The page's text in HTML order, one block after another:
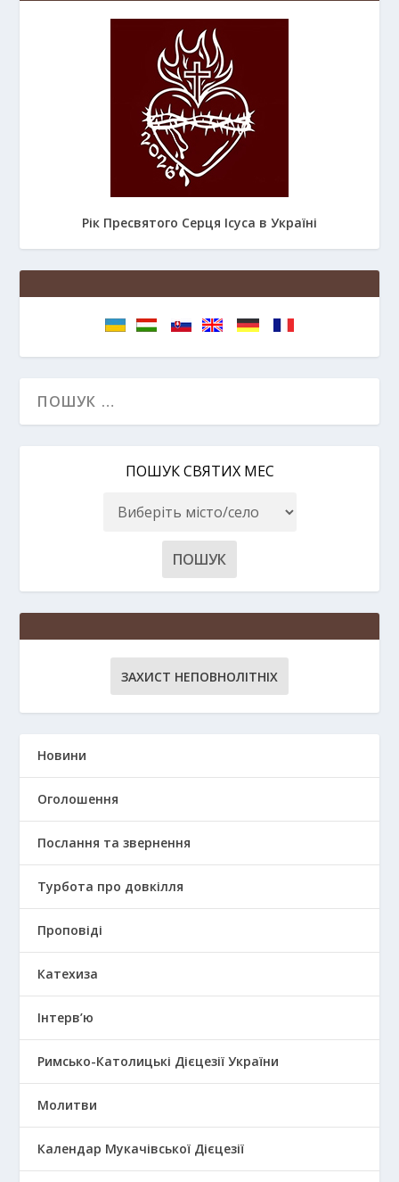
Рік Пресвятого Серця Ісуса в Україні
ПОШУК СВЯТИХ МЕС
ЗАХИСТ НЕПОВНОЛІТНІХ
Новини
Оголошення
Послання та звернення
Турбота про довкілля
Проповіді
Катехиза
Інтерв’ю
Римсько-Католицькі Дієцезії України
Молитви
Календар Мукачівської Дієцезії